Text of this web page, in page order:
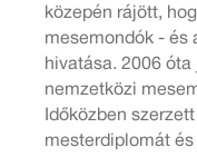
közepén rájött,
mesemondók - és
hivatása. 2006
nemzetközi
Időközben
mesterdiplomát